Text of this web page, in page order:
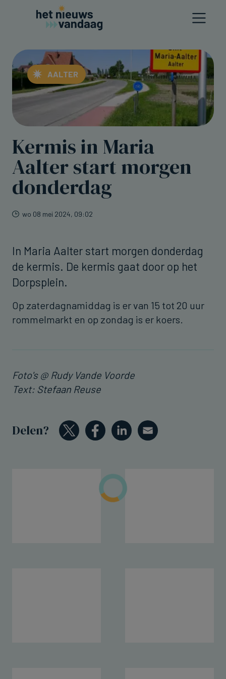
AALTER
Kermis in Maria
Aalter start morgen
donderdag
wo 08 mei 2024, 09:02
In Maria Aalter start morgen donderdag
de kermis. De kermis gaat door op het
Dorpsplein.
Op zaterdagnamiddag is er van 15 tot 20 uur
rommelmarkt en op zondag is er koers.
Foto's @ Rudy Vande Voorde
Text: Stefaan Reuse
Delen?